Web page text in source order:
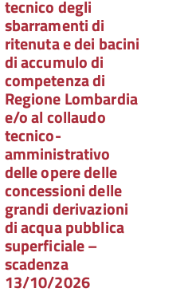
tecnico degli
sbarramenti di
ritenuta e dei bacini
di accumulo di
competenza di
Regione Lombardia
e/o al collaudo
tecnico-
amministrativo
delle opere delle
concessioni delle
grandi derivazioni
di acqua pubblica
superficiale –
scadenza
13/10/2026